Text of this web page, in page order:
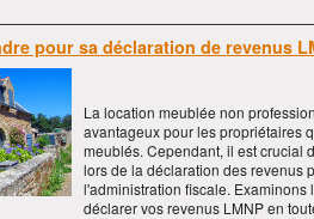
pour sa déclaration de revenus
La location meublée non
avantageux pour les propriétaires
meublés. Cependant, il est crucial
lors de la déclaration des revenus
l'administration fiscale.
déclarer vos revenus LMNP en